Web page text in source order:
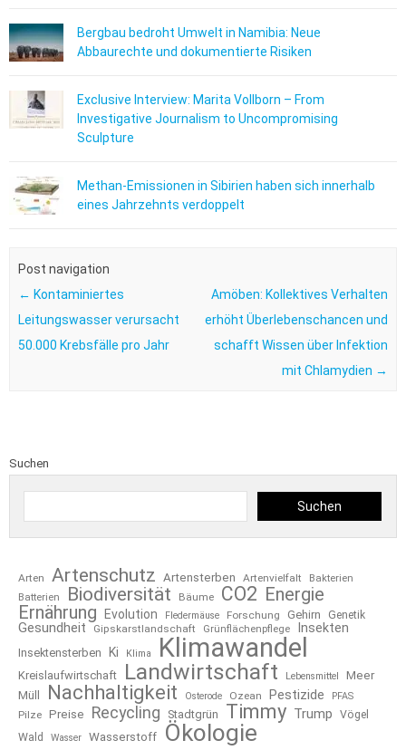
Bergbau bedroht Umwelt in Namibia: Neue
Abbaurechte und dokumentierte Risiken
Exclusive Interview: Marita Vollborn – From
Investigative Journalism to Uncompromising
Sculpture
Methan-Emissionen in Sibirien haben sich innerhalb
eines Jahrzehnts verdoppelt
Post navigation
← Kontaminiertes
Leitungswasser verursacht
50.000 Krebsfälle pro Jahr
Amöben: Kollektives Verhalten
erhöht Überlebenschancen und
schafft Wissen über Infektion
mit Chlamydien →
Suchen
Suchen
Arten Artenschutz Artensterben Artenvielfalt
Bakterien
Batterien
Biodiversität Bäume CO2 Energie
Ernährung
Evolution Fledermäuse Forschung Gehirn Genetik
Gesundheit Gipskarstlandschaft Grünflächenpflege Insekten
Insektensterben Ki Klima Klimawandel
Kreislaufwirtschaft Landwirtschaft Lebensmittel
Meer
Müll
Nachhaltigkeit Osterode Ozean Pestizide PFAS
Pilze Preise Recycling Stadtgrün Timmy Trump
Vögel
Wald
Wasser Wasserstoff Ökologie